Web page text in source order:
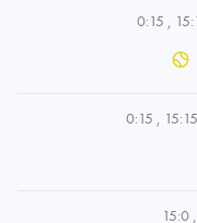
0:15 ,
0:15 , 15:15
15:0 ,